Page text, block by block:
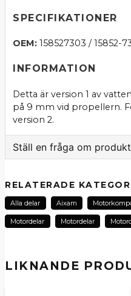
LIKNANDE
SPECIFIKATIONER
OEM: 158527303 / 15852-
INFORMATION
Detta är version 1 av
på 9 mm vid propellern.
version 2.
Ställ en fråga om
Fråga oss om denna
RELATERADE
Alla delar Aixam
Motordelar Motordelar